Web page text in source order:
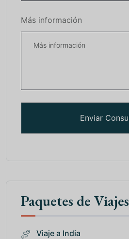
Más información
Paquetes de Viajes
Viaje a India